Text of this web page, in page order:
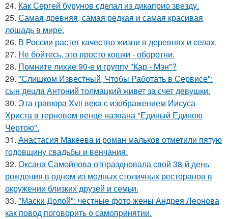
24. Как Сергей бурунов сделал из дикаприо звезду.
25. Самая древняя, самая редкая и самая красивая
лошадь в мире.
26. В России растет качество жизни в деревнях и селах.
27. Не бойтесь, это просто кошки - оборотни.
28. Помните лихие 90-е и группу "Кар - Мэн"?
29. "Слишком Известный, Чтобы Работать в Сервисе":
сын децла Антоний толмацкий живет за счет девушки.
30. Эта гравюра Xvii века с изображением Иисуса
Христа в терновом венце названа "Единый Единою
Чертою".
31. Анастасия Макеева и роман мальков отметили пятую
годовщину свадьбы и венчания.
32. Оксана Самойлова отпраздновала свой 38-й день
рождения в одном из модных столичных ресторанов в
окружении близких друзей и семьи.
33. "Маски Долой": честные фото жены Андрея Леонова
как повод поговорить о самопринятии.